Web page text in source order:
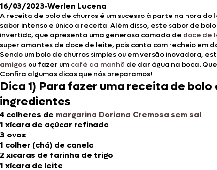
16/03/2023•Werlen Lucena
A receita de bolo de churros é um sucesso à parte na hora do
sabor intenso e único à receita. Além disso, este sabor de
invertido, que apresenta uma generosa camada de doce de
super amantes de doce de leite, pois conta com recheio em
Sendo um bolo de churros simples ou em versão inovadora,
amigos ou fazer um café da manhã de dar água na boca.
Confira algumas dicas que nós preparamos!
Dica 1) Para fazer uma receita de
ingredientes
4 colheres de margarina Doriana Cremosa sem sal
1 xícara de açúcar refinado
3 ovos
1 colher (chá) de canela
2 xícaras de farinha de trigo
1 xícara de leite